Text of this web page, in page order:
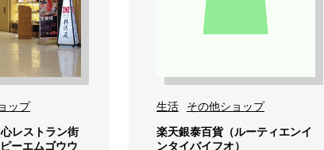
ップ
レストラン街
ーエムゴウウ
生活
その他ショップ
楽天銀泰百貨（ルーティエンイ
ンタイバイフオ）